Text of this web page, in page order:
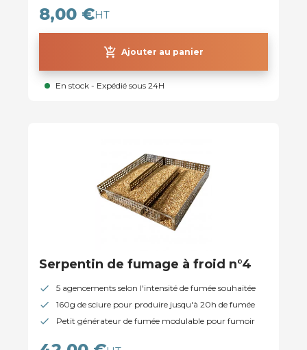
8,00 €HT
add_shopping_cart Ajouter au panier
En stock - Expédié sous 24H
Serpentin de fumage à froid n°4
5 agencements selon l'intensité de fumée souhaitée
160g de sciure pour produire jusqu'à 20h de fumée
Petit générateur de fumée modulable pour fumoir